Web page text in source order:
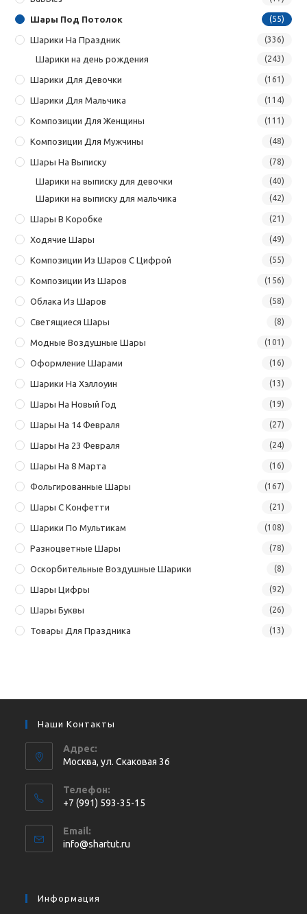
Шары Под Потолок (55)
Шарики На Праздник (336)
Шарики на день рождения (243)
Шарики Для Девочки (161)
Шарики Для Мальчика (114)
Композиции Для Женщины (111)
Композиции Для Мужчины (48)
Шары На Выписку (78)
Шарики на выписку для девочки (40)
Шарики на выписку для мальчика (42)
Шары В Коробке (21)
Ходячие Шары (49)
Композиции Из Шаров С Цифрой (55)
Композиции Из Шаров (156)
Облака Из Шаров (58)
Светящиеся Шары (8)
Модные Воздушные Шары (101)
Оформление Шарами (16)
Шарики На Хэллоуин (13)
Шары На Новый Год (19)
Шары На 14 Февраля (27)
Шары На 23 Февраля (24)
Шары На 8 Марта (16)
Фольгированные Шары (167)
Шары С Конфетти (21)
Шарики По Мультикам (108)
Разноцветные Шары (78)
Оскорбительные Воздушные Шарики (8)
Шары Цифры (92)
Шары Буквы (26)
Товары Для Праздника (13)
Наши Контакты
Адрес:
Москва, ул. Cкаковая 36
Телефон:
+7 (991) 593-35-15
в
вашем
Email:
info@shartut.ru
Информация